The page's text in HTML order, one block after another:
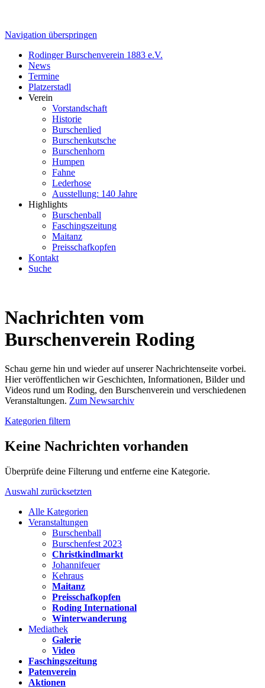
Navigation überspringen
Rodinger Burschenverein 1883 e.V.
News
Termine
Platzerstadl
Verein
Vorstandschaft
Historie
Burschenlied
Burschenkutsche
Burschenhorn
Humpen
Fahne
Lederhose
Ausstellung: 140 Jahre
Highlights
Burschenball
Faschingszeitung
Maitanz
Preisschafkopfen
Kontakt
Suche
Nachrichten vom
Burschenverein Roding
Schau gerne hin und wieder auf unserer Nachrichtenseite vorbei.
Hier veröffentlichen wir Geschichten, Informationen, Bilder und
Videos rund um Roding, den Burschenverein und verschiedenen
Veranstaltungen. Zum Newsarchiv
Kategorien filtern
Keine Nachrichten vorhanden
Überprüfe deine Filterung und entferne eine Kategorie.
Auswahl zurücksetzten
Alle Kategorien
Veranstaltungen
Burschenball
Burschenfest 2023
Christkindlmarkt
Johannifeuer
Kehraus
Maitanz
Preisschafkopfen
Roding International
Winterwanderung
Mediathek
Galerie
Video
Faschingszeitung
Patenverein
Aktionen